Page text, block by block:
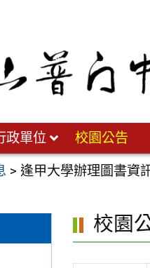
政單位 校園公告
>逢甲大學辦理圖書資
校園